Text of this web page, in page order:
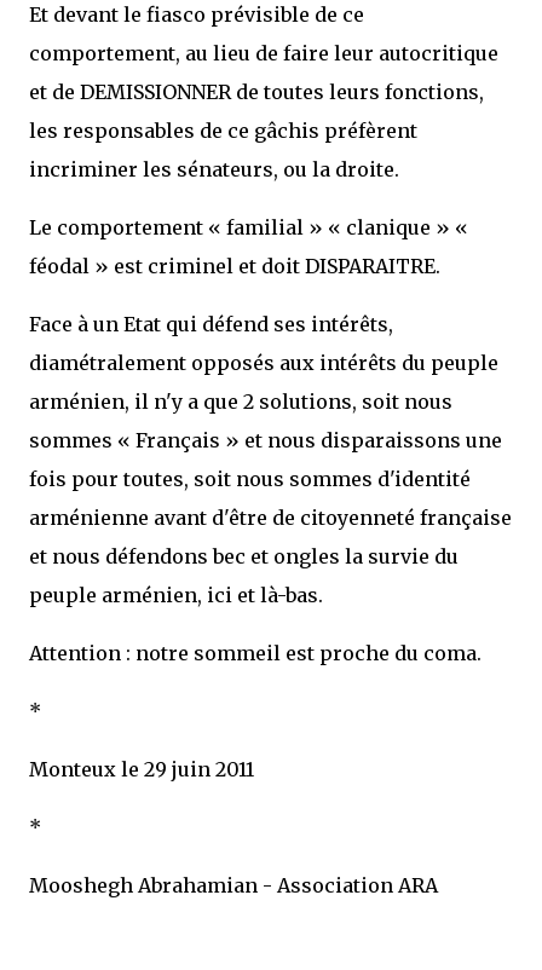
Et devant le fiasco prévisible de ce
comportement, au lieu de faire leur autocritique
et de DEMISSIONNER de toutes leurs fonctions,
les responsables de ce gâchis préfèrent
incriminer les sénateurs, ou la droite.
Le comportement « familial » « clanique » «
féodal » est criminel et doit DISPARAITRE.
Face à un Etat qui défend ses intérêts,
diamétralement opposés aux intérêts du peuple
arménien, il n'y a que 2 solutions, soit nous
sommes « Français » et nous disparaissons une
fois pour toutes, soit nous sommes d'identité
arménienne avant d'être de citoyenneté française
et nous défendons bec et ongles la survie du
peuple arménien, ici et là-bas.
Attention : notre sommeil est proche du coma.
*
Monteux le 29 juin 2011
*
Mooshegh Abrahamian - Association ARA